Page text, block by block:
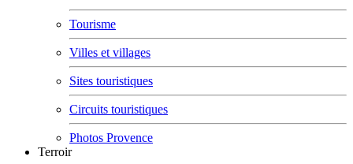
Tourisme
Villes et villages
Sites touristiques
Circuits touristiques
Photos Provence
Terroir